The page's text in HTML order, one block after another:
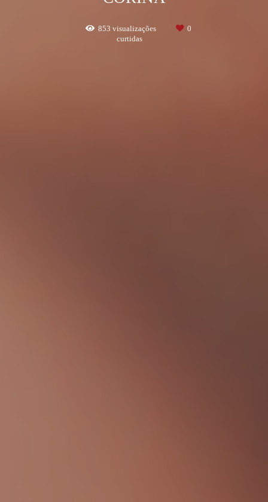
853 visualizações
0
curtidas